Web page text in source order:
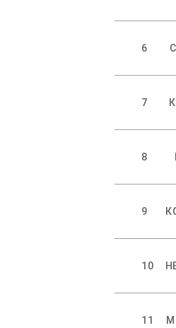
6
7
8
9
10
11